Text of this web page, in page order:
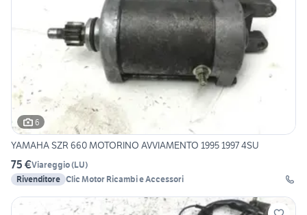
6
YAMAHA SZR 660 MOTORINO AVVIAMENTO 1995 1997 4SU
75 €Viareggio(LU)
Rivenditore Clic Motor Ricambi e Accessori